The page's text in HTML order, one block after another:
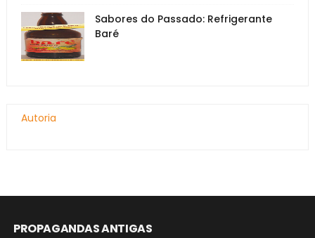
Sabores do Passado: Refrigerante
Baré
Autoria
PROPAGANDAS ANTIGAS